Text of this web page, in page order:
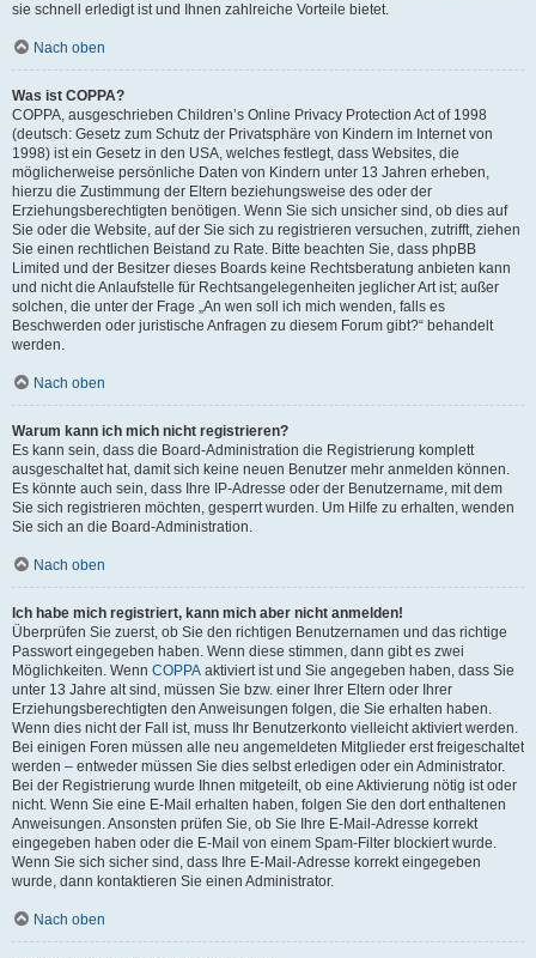
sie schnell erledigt ist und Ihnen zahlreiche Vorteile bietet.
Nach oben
Was ist COPPA?
COPPA, ausgeschrieben Children’s Online Privacy Protection Act of 1998
(deutsch: Gesetz zum Schutz der Privatsphäre von Kindern im Internet von
1998) ist ein Gesetz in den USA, welches festlegt, dass Websites, die
möglicherweise persönliche Daten von Kindern unter 13 Jahren erheben,
hierzu die Zustimmung der Eltern beziehungsweise des oder der
Erziehungsberechtigten benötigen. Wenn Sie sich unsicher sind, ob dies auf
Sie oder die Website, auf der Sie sich zu registrieren versuchen, zutrifft, ziehen
Sie einen rechtlichen Beistand zu Rate. Bitte beachten Sie, dass phpBB
Limited und der Besitzer dieses Boards keine Rechtsberatung anbieten kann
und nicht die Anlaufstelle für Rechtsangelegenheiten jeglicher Art ist; außer
solchen, die unter der Frage „An wen soll ich mich wenden, falls es
Beschwerden oder juristische Anfragen zu diesem Forum gibt?“ behandelt
werden.
Nach oben
Warum kann ich mich nicht registrieren?
Es kann sein, dass die Board-Administration die Registrierung komplett
ausgeschaltet hat, damit sich keine neuen Benutzer mehr anmelden können.
Es könnte auch sein, dass Ihre IP-Adresse oder der Benutzername, mit dem
Sie sich registrieren möchten, gesperrt wurden. Um Hilfe zu erhalten, wenden
Sie sich an die Board-Administration.
Nach oben
Ich habe mich registriert, kann mich aber nicht anmelden!
Überprüfen Sie zuerst, ob Sie den richtigen Benutzernamen und das richtige
Passwort eingegeben haben. Wenn diese stimmen, dann gibt es zwei
Möglichkeiten. Wenn COPPA aktiviert ist und Sie angegeben haben, dass Sie
unter 13 Jahre alt sind, müssen Sie bzw. einer Ihrer Eltern oder Ihrer
Erziehungsberechtigten den Anweisungen folgen, die Sie erhalten haben.
Wenn dies nicht der Fall ist, muss Ihr Benutzerkonto vielleicht aktiviert werden.
Bei einigen Foren müssen alle neu angemeldeten Mitglieder erst freigeschaltet
werden – entweder müssen Sie dies selbst erledigen oder ein Administrator.
Bei der Registrierung wurde Ihnen mitgeteilt, ob eine Aktivierung nötig ist oder
nicht. Wenn Sie eine E-Mail erhalten haben, folgen Sie den dort enthaltenen
Anweisungen. Ansonsten prüfen Sie, ob Sie Ihre E-Mail-Adresse korrekt
eingegeben haben oder die E-Mail von einem Spam-Filter blockiert wurde.
Wenn Sie sich sicher sind, dass Ihre E-Mail-Adresse korrekt eingegeben
wurde, dann kontaktieren Sie einen Administrator.
Nach oben